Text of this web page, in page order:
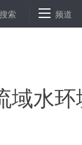
应对台风“杨
搜索 频道
水环